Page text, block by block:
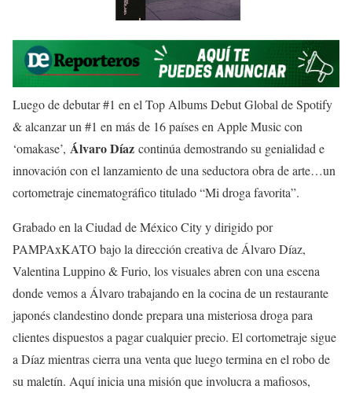
Luego de debutar #1 en el Top Albums Debut Global de Spotify
& alcanzar un #1 en más de 16 países en Apple Music con
‘omakase’, Álvaro Díaz continúa demostrando su genialidad e
innovación con el lanzamiento de una seductora obra de arte…un
cortometraje cinematográfico titulado “Mi droga favorita”.
Grabado en la Ciudad de México City y dirigido por
PAMPAxKATO bajo la dirección creativa de Álvaro Díaz,
Valentina Luppino & Furio, los visuales abren con una escena
donde vemos a Álvaro trabajando en la cocina de un restaurante
japonés clandestino donde prepara una misteriosa droga para
clientes dispuestos a pagar cualquier precio. El cortometraje sigue
a Díaz mientras cierra una venta que luego termina en el robo de
su maletín. Aquí inicia una misión que involucra a mafiosos,